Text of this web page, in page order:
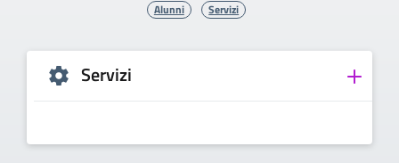
Alunni Servizi
Servizi